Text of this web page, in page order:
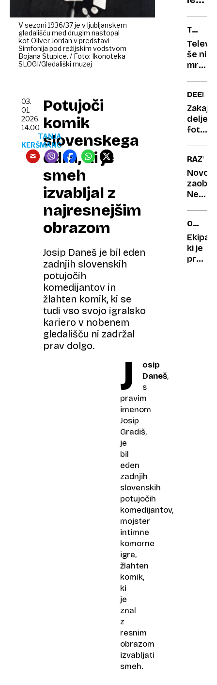
V sezoni 1936/37 je v ljubljanskem
gledališču med drugim nastopal
kot Oliver Jordan v predstavi
Simfonija pod režijskim vodstvom
Bojana Stupice. / Foto: Ikonoteka
SLOGI/Gledališki muzej
Potujoči
komik
slovenskega
odra, ki je
smeh
izvabljal z
najresnejšim
obrazom
Josip Daneš je bil eden
zadnjih slovenskih
potujočih
komedijantov in
žlahten komik, ki se
tudi vso svojo igralsko
kariero v nobenem
gledališču ni zadržal
prav dolgo.
03.
01.
2026,
14.00
TANJA
KERŠMANC
J
osip
Daneš,
s
pravim
imenom
Josip
Gradiš,
je
bil
eden
zadnjih
slovenskih
potujočih
komedijantov,
mojster
intimne
komorne
igre,
žlahten
komik,
ki
je
znal
z
resnim
obrazom
izvabljati
smeh.
avto
nad
TV
TE
GLEDA
še ni
mrtva:
ki
še
pred
Zakaj
dobi
ni
Ne,
v
kvizu
nekaj
OSEM
LETA
Ekipa,
ki je
prvič